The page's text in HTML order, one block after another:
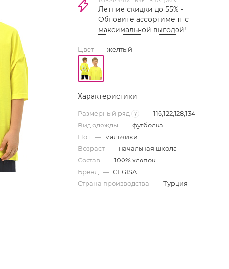
Летние скидки до 55% -
Обновите ассортимент с
максимальной выгодой!
Цвет — желтый
Характеристики
Размерный ряд ? — 116,122,128,134
Вид одежды — футболка
Пол — мальчики
Возраст — начальная школа
Состав — 100% хлопок
Бренд — CEGISA
Страна производства — Турция